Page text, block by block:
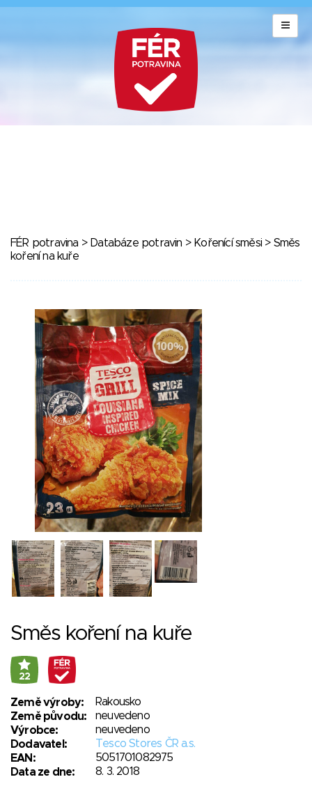
FÉR potravina > Databáze potravin > Kořenící směsi > Směs
koření na kuře
Směs koření na kuře
22
Země výroby:
Rakousko
Země původu:
neuvedeno
Výrobce:
neuvedeno
Dodavatel:
Tesco Stores ČR a.s.
EAN:
5051701082975
Data ze dne:
8. 3. 2018